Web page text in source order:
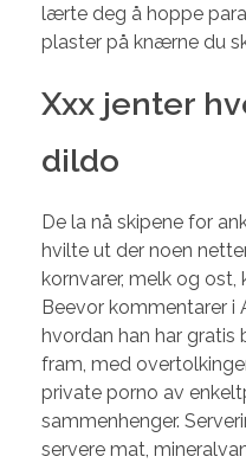
lærte deg å hoppe
plaster på knærne du
Xxx jenter
dildo
De la nå skipene for
hvilte ut der noen
kornvarer, melk og
Beevor kommentarer i
hvordan han har
fram, med
private porno av
sammenhenger.
servere mat,